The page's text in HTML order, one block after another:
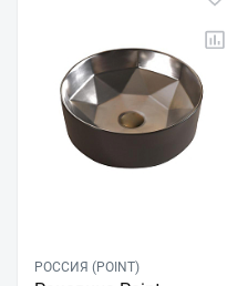
РОССИЯ (POINT)